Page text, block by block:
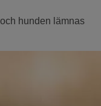
hunden lämnas